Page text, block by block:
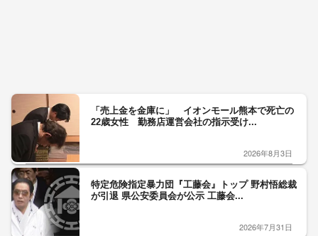
「売上金を金庫に」 イオンモール熊本で死亡の
22歳女性 勤務店運営会社の指示受け...
2026年8月3日
特定危険指定暴力団『工藤会』トップ 野村悟総裁
が引退 県公安委員会が公示 工藤会...
2026年7月31日